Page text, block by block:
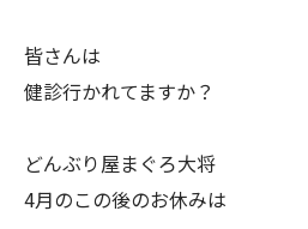
皆さんは
健診行かれてますか？
どんぶり屋まぐろ大将
4月のこの後のお休みは